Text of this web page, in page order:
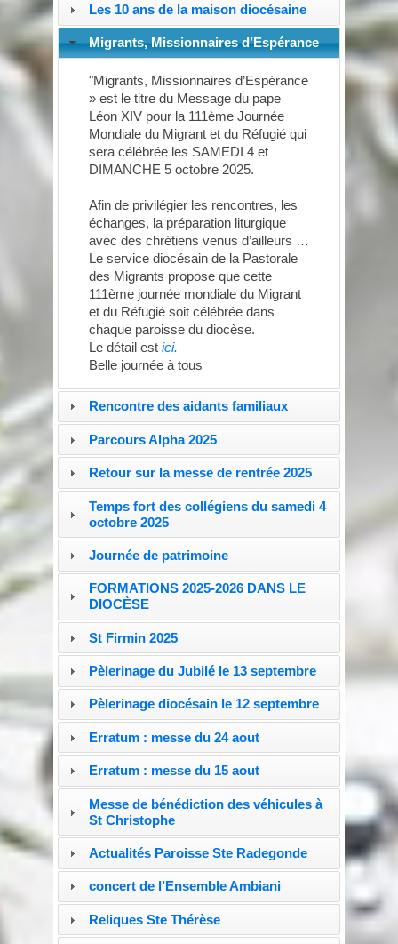
Les 10 ans de la maison diocésaine
Migrants, Missionnaires d’Espérance
"Migrants, Missionnaires d’Espérance
» est le titre du Message du pape
Léon XIV pour la 111ème Journée
Mondiale du Migrant et du Réfugié qui
sera célébrée les SAMEDI 4 et
DIMANCHE 5 octobre 2025.
Afin de privilégier les rencontres, les
échanges, la préparation liturgique
avec des chrétiens venus d’ailleurs …
Le service diocésain de la Pastorale
des Migrants propose que cette
111ème journée mondiale du Migrant
et du Réfugié soit célébrée dans
chaque paroisse du diocèse.
Le détail est ici.
Belle journée à tous
Rencontre des aidants familiaux
Parcours Alpha 2025
Retour sur la messe de rentrée 2025
Temps fort des collégiens du samedi 4
octobre 2025
Journée de patrimoine
FORMATIONS 2025-2026 DANS LE
DIOCÈSE
St Firmin 2025
Pèlerinage du Jubilé le 13 septembre
Pèlerinage diocésain le 12 septembre
Erratum : messe du 24 aout
Erratum : messe du 15 aout
Messe de bénédiction des véhicules à
St Christophe
Actualités Paroisse Ste Radegonde
concert de l’Ensemble Ambiani
Reliques Ste Thérèse